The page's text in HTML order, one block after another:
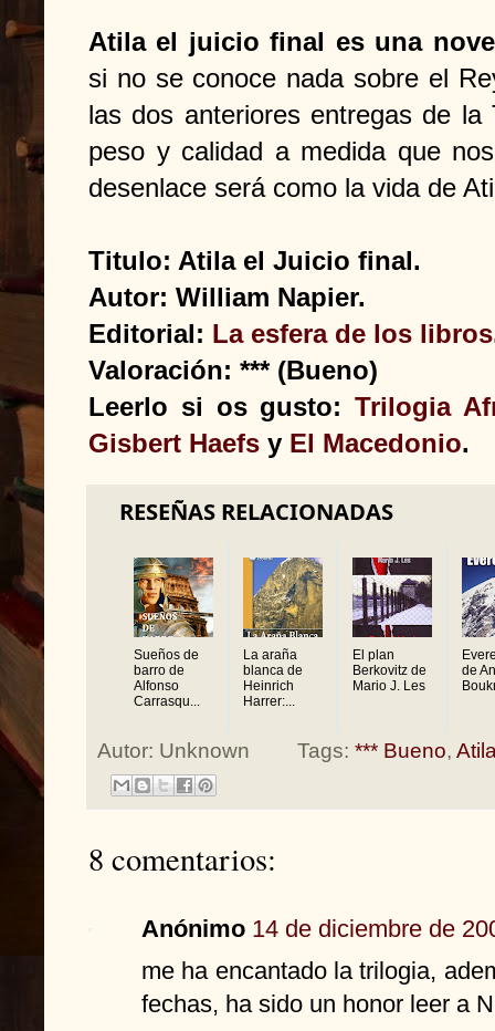
Atila el juicio final es una
si no se conoce nada sobre el
las dos anteriores entregas de
peso y calidad a medida que
desenlace será como la vida de
Titulo: Atila el Juicio final.
Autor: William Napier.
Editorial: La esfera de los libros
Valoración: *** (Bueno)
Leerlo si os gusto: Trilogia
Gisbert Haefs y El Macedonio.
RESEÑAS RELACIONADAS
Sueños de
barro de
Alfonso
Carrasqu...
La araña
blanca de
Heinrich
Harrer:...
El plan
Berkovitz de
Mario J. Les
de
Autor: Unknown Tags: *** Bueno,
8 comentarios:
Anónimo 14 de diciembre de
me ha encantado la trilogia,
fechas, ha sido un honor leer a